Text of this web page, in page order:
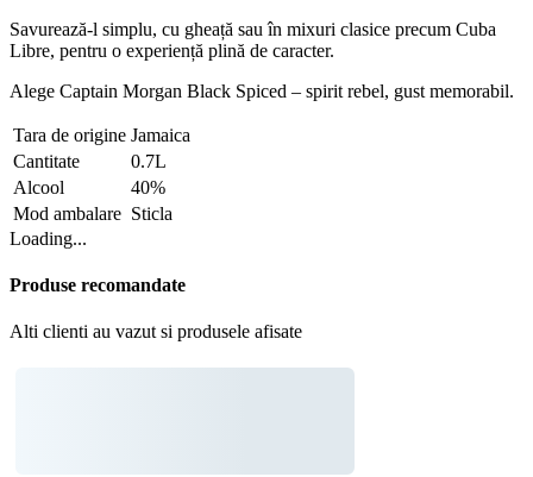
Savurează-l simplu, cu gheață sau în mixuri clasice precum Cuba
Libre, pentru o experiență plină de caracter.
Alege Captain Morgan Black Spiced – spirit rebel, gust memorabil.
Tara de origine Jamaica
Cantitate
0.7L
Alcool
40%
Mod ambalare Sticla
Loading...
Produse recomandate
Alti clienti au vazut si produsele afisate